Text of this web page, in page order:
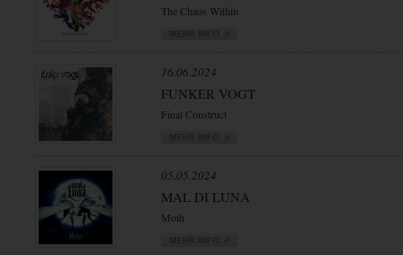
The Chaos Within
16.06.2024
FUNKER VOGT
Final Construct
05.05.2024
MAL DI LUNA
Moth